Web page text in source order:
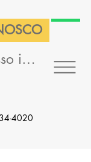
interno
4020